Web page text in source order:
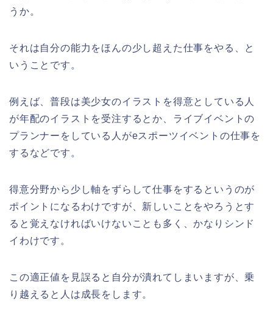
うか。
それは自分の能力をほんの少し超えた仕事をやる、と
いうことです。
例えば、普段は美少女のイラストを得意としている人
が年配のイラストを受注するとか、ライブイベントの
プランナーをしている人がeスポーツイベントの仕事を
するなどです。
得意分野から少し軸をずらして仕事をするというのが
ポイントになるわけですが、新しいことをやろうとす
ると覚えなければいけないことも多く、かなりシンド
イわけです。
この適正値を見誤ると自分が潰れてしまいますが、乗
り越えると人は成長をします。